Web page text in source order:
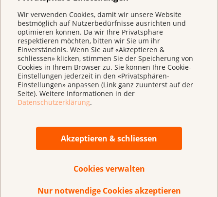
Wir verwenden Cookies, damit wir unsere Website
bestmöglich auf Nutzerbedürfnisse ausrichten und
optimieren können. Da wir Ihre Privatsphäre
respektieren möchten, bitten wir Sie um ihr
Einverständnis. Wenn Sie auf «Akzeptieren &
schliessen» klicken, stimmen Sie der Speicherung von
Cookies in Ihrem Browser zu. Sie können Ihre Cookie-
Einstellungen jederzeit in den «Privatsphären-
Einstellungen» anpassen (Link ganz zuunterst auf der
Seite). Weitere Informationen in der
Datenschutzerklärung.
Akzeptieren & schliessen
Cookies verwalten
Nur notwendige Cookies akzeptieren
Annika war für Erwerbsausfall versichert − ausser bei Brustkrebs.
Bis auf politischer Ebene Bewegung in die Sache
kommt, wird es noch eine Weile dauern. Eine Motion
fordert die Einführung einer obligatorischen
Taggeldversicherung. Arbeitgeber wären damit
Erwerbsausfall bei Krankheit zu versichern. Der
Ständerat hat jedoch den Bundesrat beauftragt,